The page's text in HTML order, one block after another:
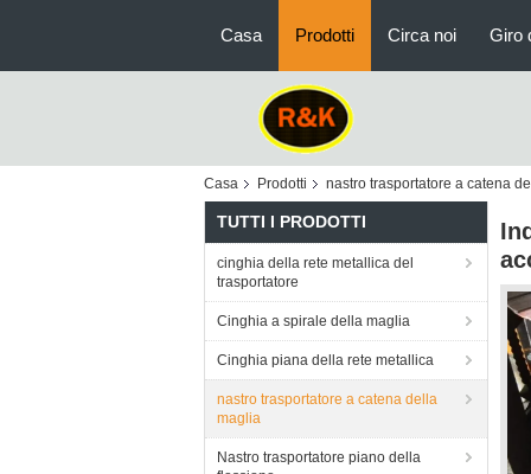
Casa Prodotti Circa noi Giro
Casa Prodotti nastro trasportatore a catena
TUTTI I PRODOTTI
cinghia della rete metallica del
trasportatore
Cinghia a spirale della maglia
Cinghia piana della rete metallica
nastro trasportatore a catena della
maglia
Nastro trasportatore piano della